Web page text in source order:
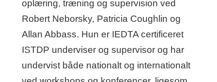
oplæring, træning og supervision ved
Robert Neborsky, Patricia Coughlin og
Allan Abbass. Hun er IEDTA certificeret
ISTDP underviser og supervisor og har
undervist både nationalt og internationalt